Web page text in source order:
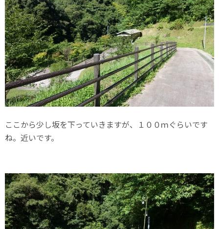
ここから少し坂を下っていきますが、１００ｍぐらいです
ね。近いです。